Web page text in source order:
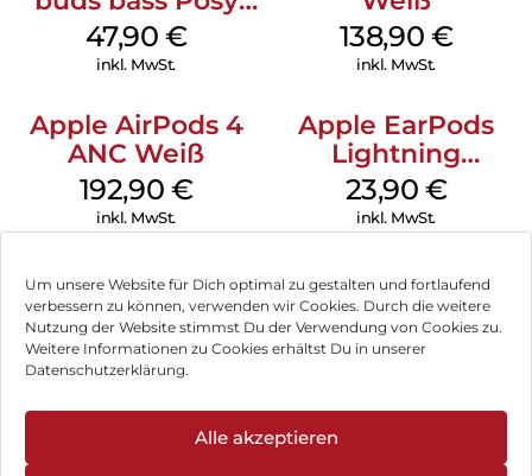
Um unsere Website für Dich optimal zu gestalten und fortlaufend
verbessern zu können, verwenden wir Cookies. Durch die weitere
Nutzung der Website stimmst Du der Verwendung von Cookies zu.
Weitere Informationen zu Cookies erhältst Du in unserer
Datenschutzerklärung.
Alle akzeptieren
Green
47,90 €
inkl. MwSt.
138,90 €
inkl. MwSt.
Apple AirPods 4
ANC Weiß
192,90 €
inkl. MwSt.
Apple EarPods
Lightning
Anschluss Weiß
23,90 €
inkl. MwSt.
Impressum
Können wir Dir behilflich sein?